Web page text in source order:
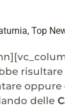
, Top
oppure
delle